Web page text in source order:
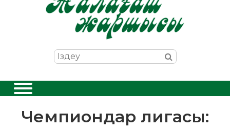
Чемпиондар лигасы: